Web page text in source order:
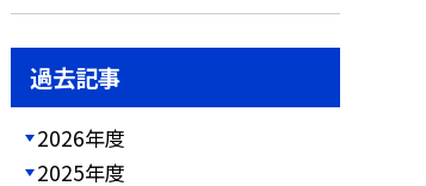
過去記事
2026年度
2025年度